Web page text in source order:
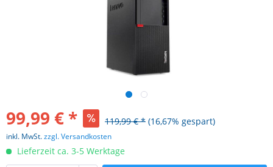
99,99 € * 119,99 € * (16,67% gespart)
inkl. MwSt.zzgl. Versandkosten
Lieferzeit ca. 3-5 Werktage